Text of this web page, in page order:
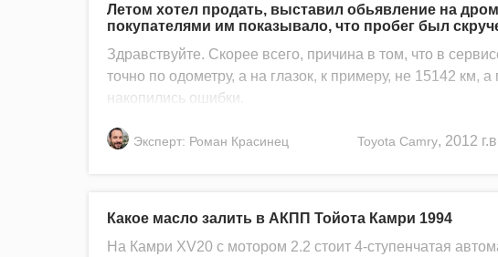
Летом хотел продать, выставил обьявление на
покупателями им показывало, что пробег был
Здравствуйте. Скорее всего, причина в том, что в
точно по одометру, а на глазок, к примеру, не 15142 км,
накопились ошибки.
Эксперт: Роман Красинец Toyota Camry, 2012
Какое масло залить в АКПП Тойота Камри 1994
На Камри XV20 с мотором 2.2 стоит 4-ступенчатая